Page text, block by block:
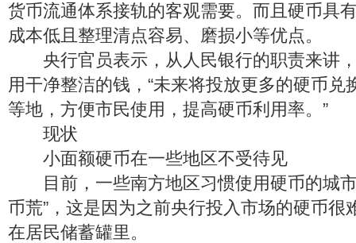
货币流通体系接轨的客观需要。而且硬币具
成本低且整理清点容易、磨损小等优点。
央行官员表示，从人民银行的职责来讲
用干净整洁的钱，“未来将投放更多的硬币兑
等地，方便市民使用，提高硬币利用率。”
现状
小面额硬币在一些地区不受待见
目前，一些南方地区习惯使用硬币的城市
币荒”，这是因为之前央行投入市场的硬币很
在居民储蓄罐里。